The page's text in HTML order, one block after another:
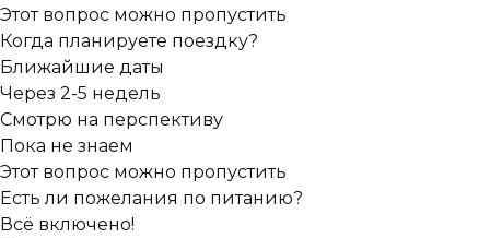
Этот вопрос можно пропустить
Когда планируете поездку?
Ближайшие даты
Через 2-5 недель
Смотрю на перспективу
Пока не знаем
Этот вопрос можно пропустить
Есть ли пожелания по питанию?
Всё включено!